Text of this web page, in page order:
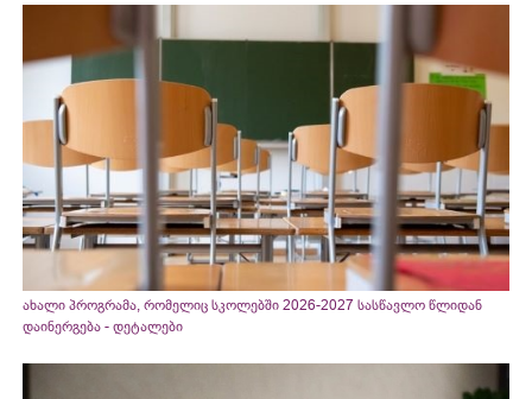
ახალი პროგრამა, რომელიც სკოლებში 2026-2027 სასწავლო წლიდან
დაინერგება - დეტალები